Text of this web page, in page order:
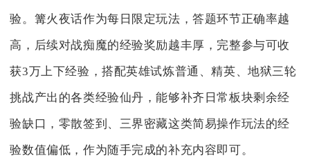
验。篝火夜话作为每日限定玩法，答题环节正确率越
高，后续对战痴魔的经验奖励越丰厚，完整参与可收
获3万上下经验，搭配英雄试炼普通、精英、地狱三轮
挑战产出的各类经验仙丹，能够补齐日常板块剩余经
验缺口，零散签到、三界密藏这类简易操作玩法的经
验数值偏低，作为随手完成的补充内容即可。